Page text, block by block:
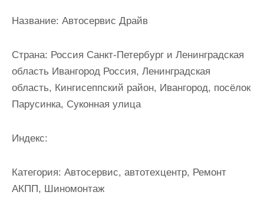
Название: Автосервис Драйв
Страна: Россия Санкт-Петербург и Ленинградская
область Ивангород Россия, Ленинградская
область, Кингисеппский район, Ивангород, посёлок
Парусинка, Суконная улица
Индекс:
Категория: Автосервис, автотехцентр, Ремонт
АКПП, Шиномонтаж